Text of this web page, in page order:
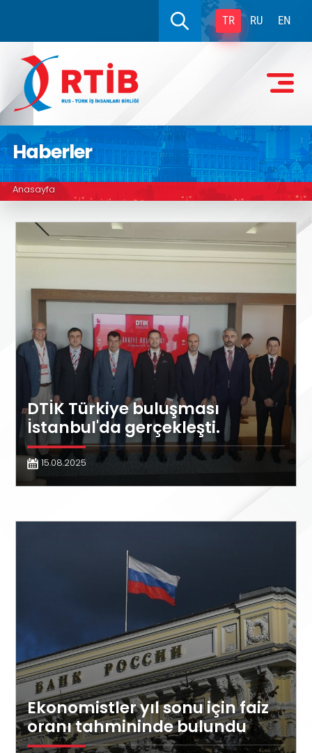
TR RU EN
Haberler
Anasayfa
DTİK Türkiye buluşması
İstanbul'da gerçekleşti.
15.08.2025
Ekonomistler yıl sonu için faiz
oranı tahmininde bulundu